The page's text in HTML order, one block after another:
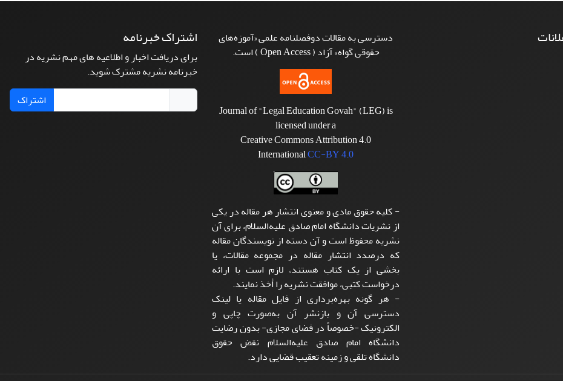
دسترسی به مقالات دوفصلنامه علمی «آموزه‌های
حقوقی گواه» آزاد ( Open Access ) است.
Journal of "Legal Education Govah" (LEG) is
licensed under a
Creative Commons Attribution 4.0
InternationalCC-BY 4.0
- کلیه حقوق مادی و معنوی انتشار هر مقاله در یکی
از نشریات دانشگاه امام صادق علیه‌السلام، برای آن
نشریه محفوظ است و آن دسته از نویسندگان مقاله
که درصدد انتشار مقاله در مجموعه مقالات، یا
بخشی از یک کتاب هستند، لازم است با ارائه
درخواست کتبی، موافقت نشریه را أخذ نمایند.
- هر گونه بهره‌برداری از فایل مقاله یا لینک
دسترسی آن و بازنشر آن به‌صورت چاپی و
الکترونیک -خصوصاً در فضای مجازی- بدون رضایت
دانشگاه امام صادق علیه‌السلام نقض حقوق
دانشگاه تلقی و زمینه تعقیب قضایی دارد.
اشتراک خبرنامه
برای دریافت اخبار و اطلاعیه های مهم نشریه در
خبرنامه نشریه مشترک شوید.
اشتراک